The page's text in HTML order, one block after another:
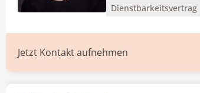
Dienstbarkeitsvertrag
Jetzt Kontakt aufnehmen